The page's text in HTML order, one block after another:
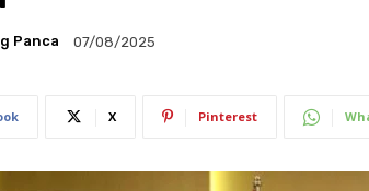
Panca 07/08/2025
X Pinterest